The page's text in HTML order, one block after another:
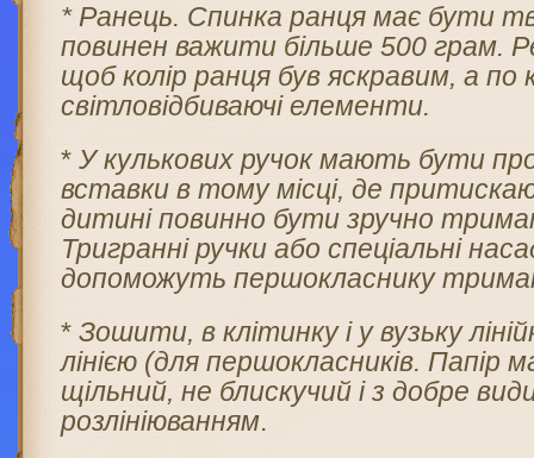
* Ранець. Спинка ранця має бути
повинен важити більше 500 грам.
щоб колір ранця був яскравим, а по
світловідбиваючі елементи.
*Укульковихручок мають бути
вставки в тому місці, де
дитині повинно бути зручно
Тригранні ручки або спеціальні
допоможуть першокласнику
*Зошити, в клітинку і у вузьку
лінією (для першокласників. Папір
щільний, не блискучий і з добре
розлініюванням.